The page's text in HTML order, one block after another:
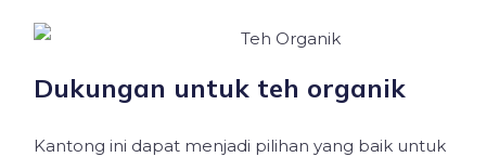
Dukungan untuk teh organik
Kantong ini dapat menjadi pilihan yang baik untuk